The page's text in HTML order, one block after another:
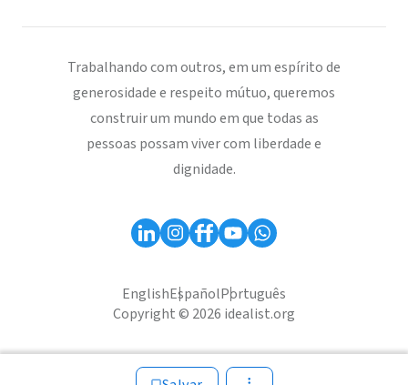
Trabalhando com outros, em um espírito de
generosidade e respeito mútuo, queremos
construir um mundo em que todas as
pessoas possam viver com liberdade e
dignidade.
EnglishEspañolPortuguês
Copyright © 2026 idealist.org